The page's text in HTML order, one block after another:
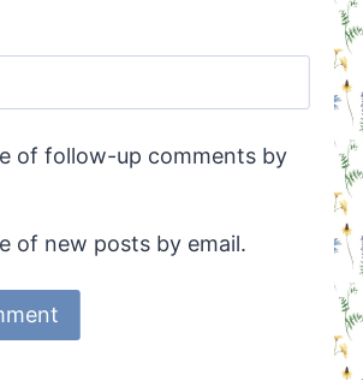
of follow-up comments by
of new posts by email.